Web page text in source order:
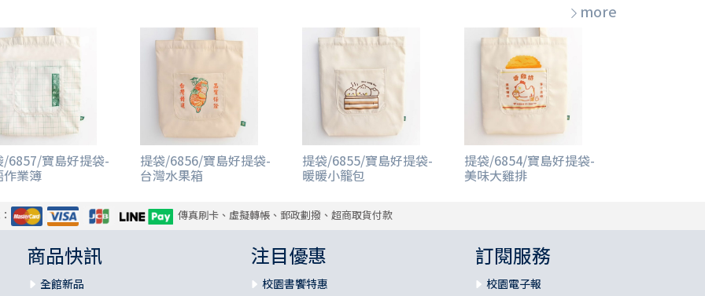
more
/6857/寶島好提袋-
作業簿
提袋/6856/寶島好提袋-
台灣水果箱
提袋/6855/寶島好提袋-
暖暖小籠包
提袋/6854/寶島好提袋-
美味大雞排
傳真刷卡、虛擬轉帳、郵政劃撥、超商取貨付款
商品快訊
全館新品
注目優惠
校園書饗特惠
訂閱服務
校園電子報